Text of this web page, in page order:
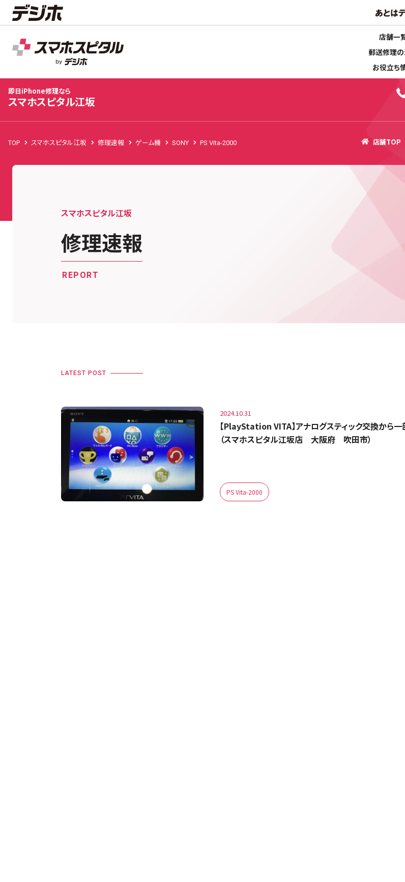
店舗一
郵送修理
お役立ち
スマホスピタル江坂
店舗TOP 修理料金 修理事例 お客様の声 お知らせ キャンペーン情報
即日iPhone修理なら
スマホスピタル江坂
TOP スマホスピタル江坂 修理速報 ゲーム機 SONY PS Vita-2000 店舗TOP
スマホスピタル江坂
修理速報
REPORT
LATEST POST
2024.10.31
【PlayStation VITA】アナログスティック交換から
（スマホスピタル江坂店 大阪府 吹田市）
PS Vita-2000